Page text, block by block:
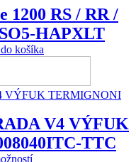
na
stránke
produktu.
1200 RS / RR /
HAPXLT
košíka
V4 VÝFUK
TTC
Tento